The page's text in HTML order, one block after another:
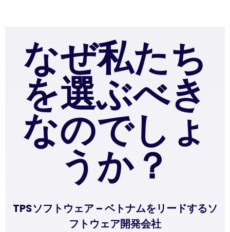
なぜ私たち
を選ぶべき
なのでしょ
うか？
TPSソフトウェア – ベトナムをリードするソ
フトウェア開発会社